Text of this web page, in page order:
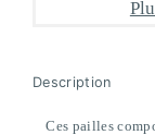
Description
Ces pailles